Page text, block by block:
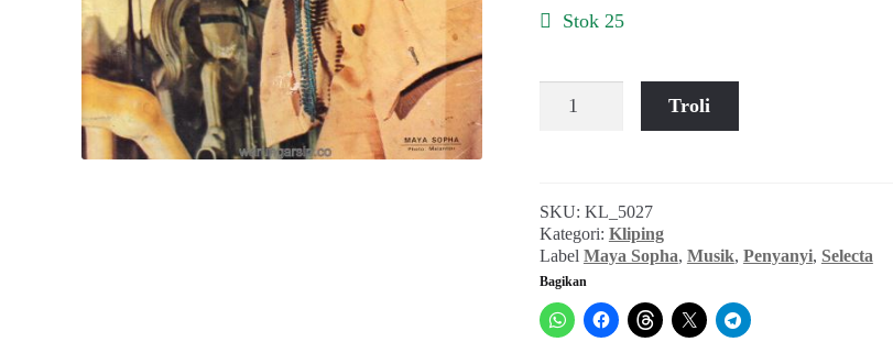
Stok 25
Maya
1970)
Troli
SKU: KL_5027
Kategori: Kliping
Label Maya Sopha, Musik, Penyanyi, Selecta
Bagikan